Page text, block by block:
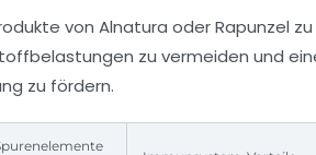
von Alnatura oderRapunzel zu
zu vermeiden und
zu fördern.